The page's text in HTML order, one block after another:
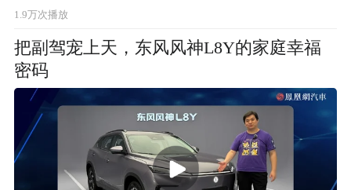
1.9万次播放
把副驾宠上天，东风风神L8Y的家庭幸福
密码